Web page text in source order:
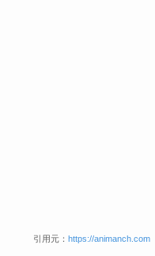
引用元：https://animanch.com